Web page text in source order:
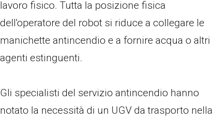
lavoro fisico. Tutta la posizione fisica
dell'operatore del robot si riduce a collegare le
manichette antincendio e a fornire acqua o altri
agenti estinguenti.
Gli specialisti del servizio antincendio hanno
notato la necessità di un UGV da trasporto nella